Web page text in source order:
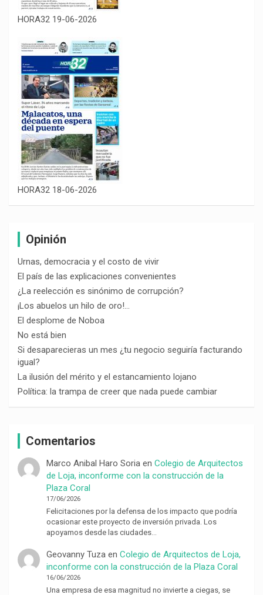
HORA32 19-06-2026
HORA32 18-06-2026
Opinión
Urnas, democracia y el costo de vivir
El país de las explicaciones convenientes
¿La reelección es sinónimo de corrupción?
¡Los abuelos un hilo de oro!…
El desplome de Noboa
No está bien
Si desaparecieras un mes ¿tu negocio seguiría facturando
igual?
La ilusión del mérito y el estancamiento lojano
Política: la trampa de creer que nada puede cambiar
Comentarios
Marco Anibal Haro Soriaen Colegio de Arquitectos
de Loja, inconforme con la construcción de la
Plaza Coral
17/06/2026
Felicitaciones por la defensa de los impacto que podría
ocasionar este proyecto de inversión privada. Los
apoyamos desde las ciudades…
Geovanny Tuzaen Colegio de Arquitectos de Loja,
inconforme con la construcción de la Plaza Coral
16/06/2026
Una empresa de esa magnitud no invierte a ciegas, se